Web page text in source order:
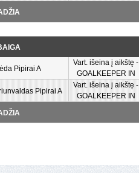
Pipirai A
Vart. išeina į aikštę -
GOALKEEPER IN
Pipirai A
Vart. išeina į aikštę -
GOALKEEPER IN